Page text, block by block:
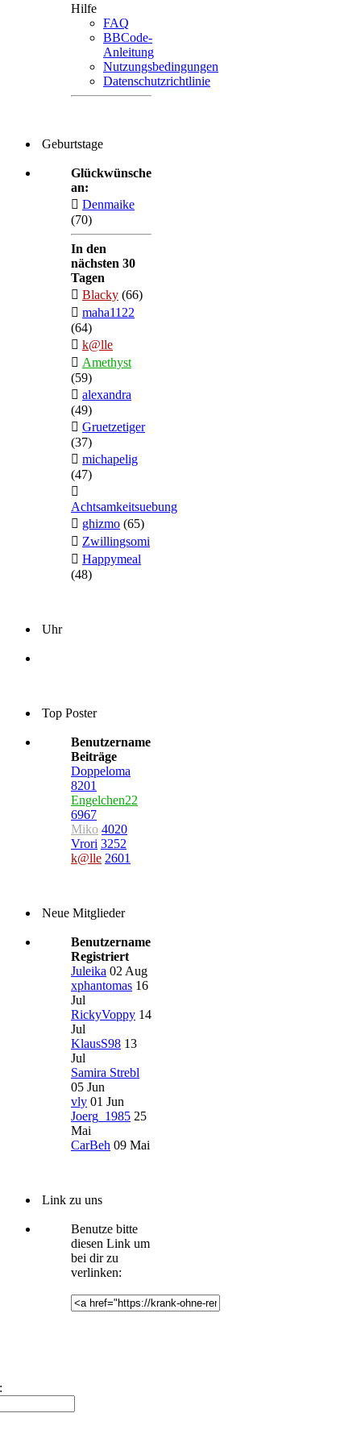
Hilfe
FAQ
BBCode-
Anleitung
Nutzungsbedingungen
Datenschutzrichtlinie
Geburtstage
Glückwünsche
an:
Denmaike
(70)
In den
nächsten 30
Tagen
Blacky (66)
maha1122
(64)
k@lle
Amethyst
(59)
alexandra
(49)
Gruetzetiger
(37)
michapelig
(47)
Achtsamkeitsuebung
ghizmo (65)
Zwillingsomi
Happymeal
(48)
Uhr
Top Poster
Benutzername
Beiträge
Doppeloma
8201
Engelchen22
6967
Miko 4020
Vrori 3252
k@lle 2601
Neue Mitglieder
Benutzername
Registriert
Juleika 02 Aug
xphantomas 16
Jul
RickyVoppy 14
Jul
KlausS98 13
Jul
Samira Strebl
05 Jun
vly 01 Jun
Joerg_1985 25
Mai
CarBeh 09 Mai
Link zu uns
Benutze bitte
diesen Link um
bei dir zu
verlinken: